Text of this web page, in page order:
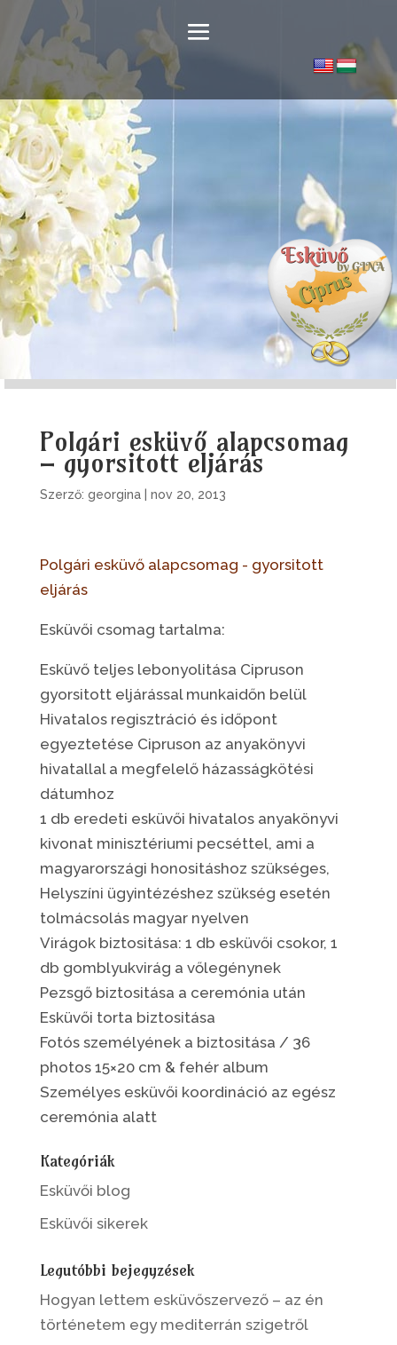
Polgári esküvő alapcsomag
– gyorsitott eljárás
Szerző: georgina| nov 20, 2013
Polgári esküvő alapcsomag - gyorsitott
eljárás
Esküvői csomag tartalma:
Esküvő teljes lebonyolitása Cipruson
gyorsitott eljárással munkaidőn belül
Hivatalos regisztráció és időpont
egyeztetése Cipruson az anyakönyvi
hivatallal a megfelelő házasságkötési
dátumhoz
1 db eredeti esküvői hivatalos anyakönyvi
kivonat minisztériumi pecséttel, ami a
magyarországi honositáshoz szükséges,
Helyszíni ügyintézéshez szükség esetén
tolmácsolás magyar nyelven
Virágok biztositása: 1 db esküvői csokor, 1
db gomblyukvirág a vőlegénynek
Pezsgő biztositása a ceremónia után
Esküvői torta biztositása
Fotós személyének a biztositása / 36
photos 15×20 cm & fehér album
Személyes esküvői koordináció az egész
ceremónia alatt
Kategóriák
Esküvői blog
Esküvői sikerek
Legutóbbi bejegyzések
Hogyan lettem esküvőszervező – az én
történetem egy mediterrán szigetről